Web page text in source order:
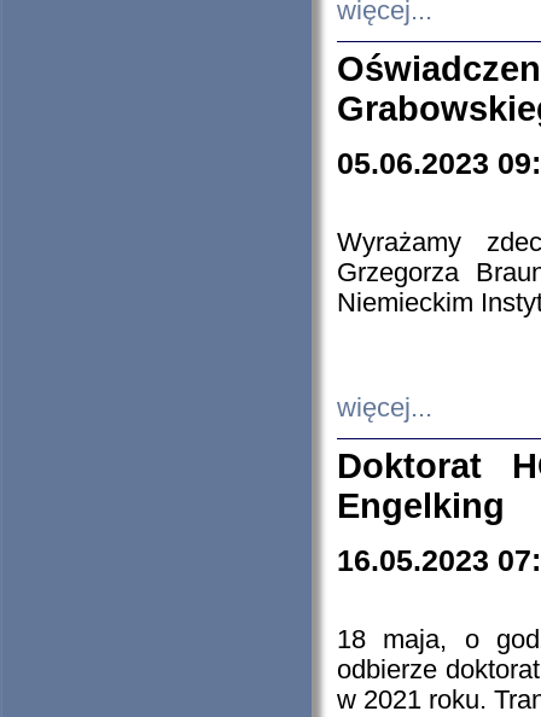
więcej...
05.06.2023
Wyrażamy
Grzegorza
Niemieckim
więcej...
Doktorat
Engelking
16.05.2023
18 maja, o
odbierze
w 2021 roku.